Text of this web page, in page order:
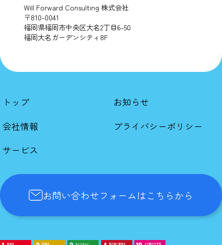
Will Forward Consulting 株式会社
〒810-0041
福岡県福岡市中央区大名2丁目6-50
福岡大名ガーデンシティ8F
トップ
会社情報
サービス
お知らせ
プライバシーポリシー
お問い合わせフォームはこちらから